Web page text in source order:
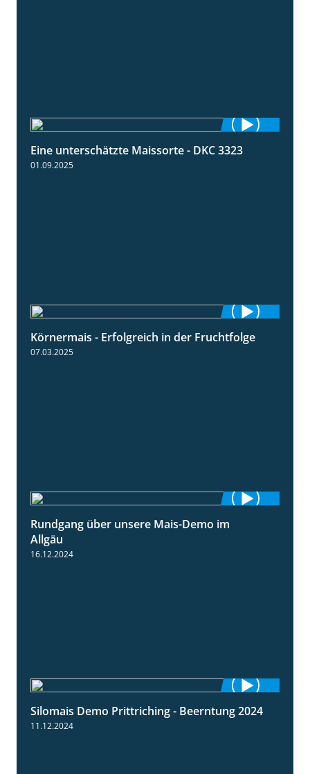
2:12
Eine unterschätzte Maissorte - DKC 3323
01.09.2025
2:31
Körnermais - Erfolgreich in der Fruchtfolge
07.03.2025
Rundgang über unsere Mais-Demo im
Allgäu
16.12.2024
12:28
Silomais Demo Prittriching - Beerntung 2024
11.12.2024